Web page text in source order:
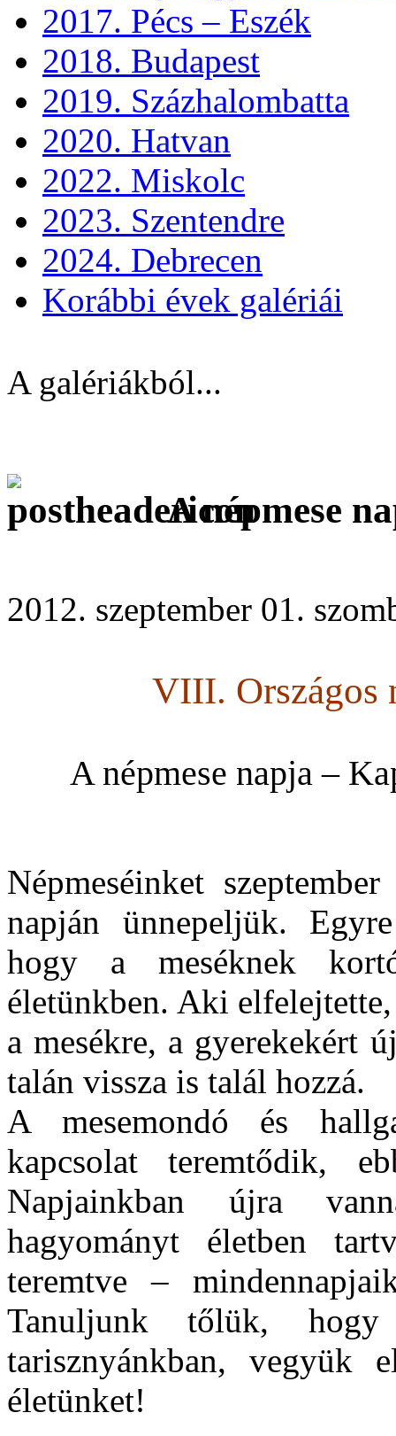
2017. Pécs – Eszék
2018. Budapest
2019. Százhalombatta
2020. Hatvan
2022. Miskolc
2023. Szentendre
2024. Debrecen
Korábbi évek galériái
A galériákból...
A népmese
2012. szeptember 01.
VIII. Országos
A népmese napja –
Népmeséinket
napján ünnepeljük.
hogy a meséknek
életünkben. Aki
a mesékre, a gyerekekért
talán vissza is talál hozzá.
A mesemondó és
kapcsolat teremtődik,
Napjainkban újra
hagyományt életben
teremtve –
Tanuljunk tőlük,
tarisznyánkban, vegyük
életünket!